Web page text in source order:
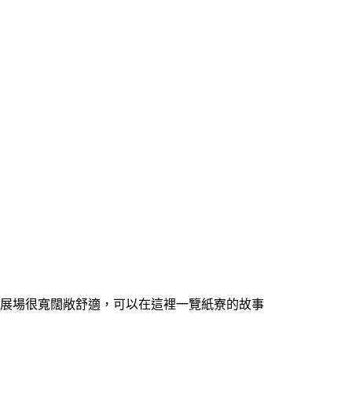
展場很寬闊敞舒適，可以在這裡一覽紙寮的故事